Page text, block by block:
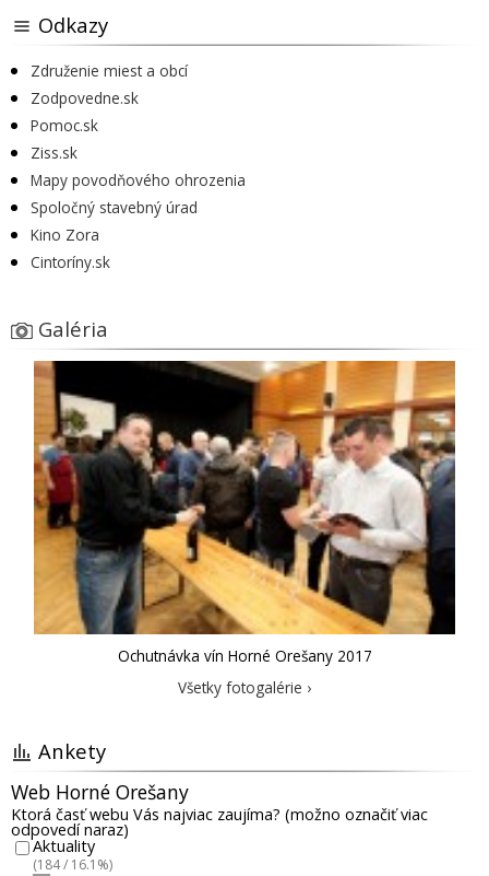
Odkazy
Združenie miest a obcí
Zodpovedne.sk
Pomoc.sk
Ziss.sk
Mapy povodňového ohrozenia
Spoločný stavebný úrad
Kino Zora
Cintoríny.sk
Galéria
Ochutnávka vín Horné Orešany 2017
Všetky fotogalérie ›
Ankety
Web Horné Orešany
Ktorá časť webu Vás najviac zaujíma? (možno označiť viac
odpovedí naraz)
Aktuality
(184 / 16.1%)